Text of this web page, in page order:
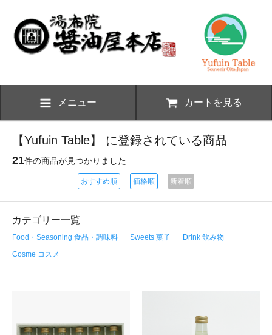
メニュー カートを見る
【Yufuin Table】 に登録されている商品
21件の商品が見つかりました
おすすめ順 価格順 新着順
カテゴリー一覧
Food・Seasoning 食品・調味料 Sweets 菓子
Drink 飲み物
Cosme コスメ